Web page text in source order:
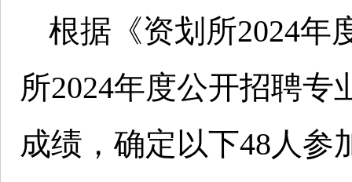
根据《资划所2024年
所2024年度公开招聘
成绩，确定以下48人参